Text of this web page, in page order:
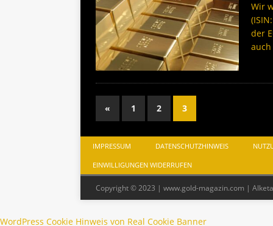
Wir
der
auch
« 1 2 3
IMPRESSUM DATENSCHUTZHINWEIS
EINWILLIGUNGEN WIDERRUFEN
Copyright © 2023 | www.gold-magazin.com |
WordPress Cookie Hinweis von Real Cookie Banner